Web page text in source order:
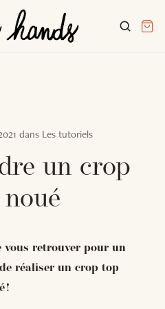
dans Les tutoriels
un crop
vous retrouver pour un
réaliser un crop top
!